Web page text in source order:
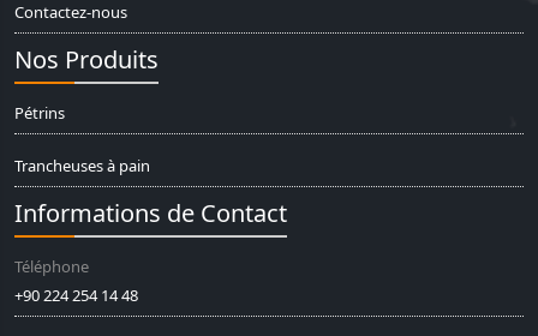
Contactez-nous
Nos Produits
Pétrins
Trancheuses à pain
Informations de Contact
Téléphone
+90 224 254 14 48